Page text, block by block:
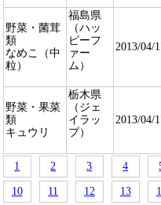
野菜・菌茸
類
なめこ（中
粒）
福島県
（ハッ
ピーフ
ァー
ム）
2013/04/
野菜・果菜
類
キュウリ
栃木県
（ジェ
イラッ
プ）
2013/04/
1 2 3 4
10 11 12 13